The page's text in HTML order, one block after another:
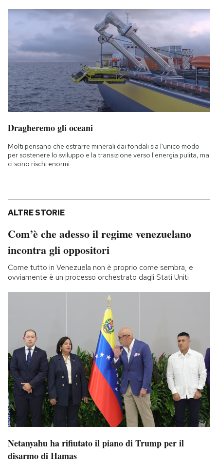
Dragheremo gli oceani
Molti pensano che estrarre minerali dai fondali sia l'unico modo
per sostenere lo sviluppo e la transizione verso l'energia pulita, ma
ci sono rischi enormi
ALTRE STORIE
Com’è che adesso il regime venezuelano
incontra gli oppositori
Come tutto in Venezuela non è proprio come sembra, e
ovviamente è un processo orchestrato dagli Stati Uniti
Netanyahu ha rifiutato il piano di Trump per il
disarmo di Hamas